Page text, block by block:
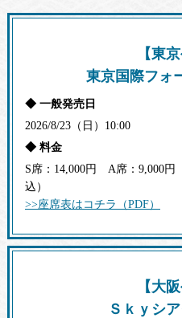
2026/12/6(日) 12:30公演
ご利用には、梅田芸術劇場
(年会費2,000円)への登録が
【東
東京国際フォ
◆ 一般発売日
2026/8/23（日）10:00
◆ 料金
S席：14,000円 A席：9,000
込）
>>座席表はコチラ（PDF）
【大
Ｓｋｙシ